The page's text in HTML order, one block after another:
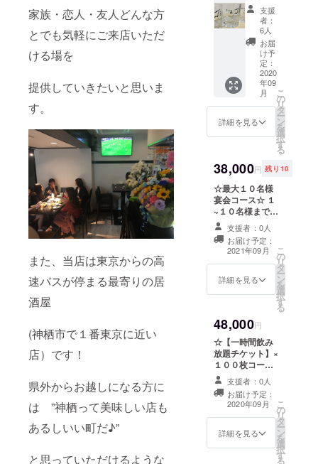
家族・恋人・友人どんな方
とでも気軽にご来店いただ
ける場を
提供していきたいと思いま
す。
また、当店は東京からの高
速バスが停まる最寄りの居
酒屋
(神栖市で１番東京に近い
店）です！
県外からお越しになる方に
は ”神栖って美味しい店も
あるしいい町だ♪”
と思っていただけるような
かまいませ
ん！！ もちろ
ん、ご一緒に来
店される方もお
使いいただけま
す！ ※有効期限
２０２１年５月
３１日まで ※今
回プロジェクト
特典との併用は
できません。 ※
ニューからお選
びいただきま
す。
食事券
※有効期
限2020
年9月～
2021年
2月 ・
毎回の
お会計
から
10%オ
フのス
ペシャ
ルメン
カード
発行 ※
最初の
利用か
ら一年
・1周年
丁’ｓオ
リジナ
ルロッ
クグラ
支援
者：
6人
お届
け予
定：
2020
年09
月
詳細を見る
こ
の
リ
タ
ー
ン
を
選
択
す
る
38,000円 残り10
☆最大１０名様
宴会コース☆ １
~１０名様までの
お好きな人数で
ご利用くださ
い。 二時間飲み
放題&お腹いっ
ぱいになる宴会
料理をご用意い
たします！！ １
０円で飲み放題
とお食事ができ
るという超お得
プランです＼
(^o^)／ １０名
様を超える場合
はご予約時にご
相談ください。
※当店がご用意す
る飲み放題メ
ニューからお選
びいただきま
支援者：0人
お届け予定：
2021年09月
詳細を見る
こ
の
リ
タ
ー
ン
を
選
択
す
る
48,000円
☆【一時間飲み
放題チケット】×
１００枚コース
☆ 一時間の飲み
放題ができるチ
ケットを１００
枚（１００時間
分！！）を差し
上げます！ 一時
支援者：0人
お届け予定：
2020年09月
詳細を見る
こ
の
リ
タ
ー
ン
を
選
択
す
る